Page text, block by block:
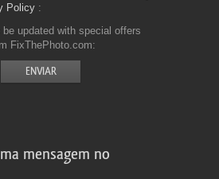
Policy
be updated with special offers
FixThePhoto.com
mensagem no